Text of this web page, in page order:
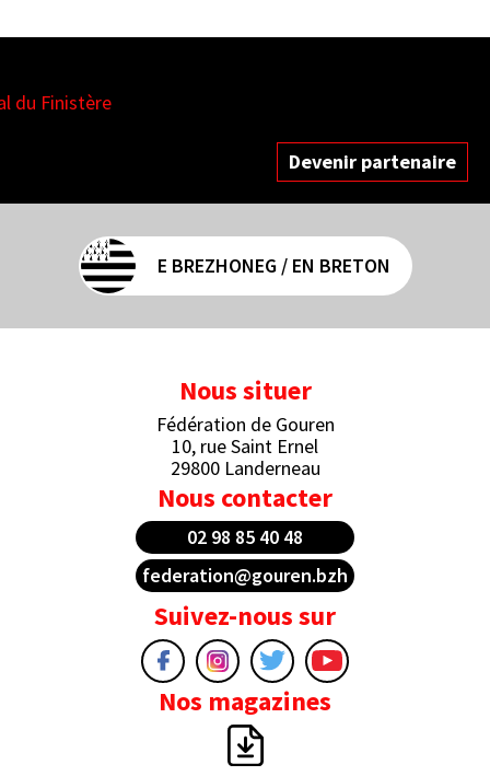
Devenir partenaire
E BREZHONEG / EN BRETON
Nous situer
Fédération de Gouren
10, rue Saint Ernel
29800 Landerneau
Nous contacter
02 98 85 40 48
federation@gouren.bzh
Suivez-nous sur
Nos magazines